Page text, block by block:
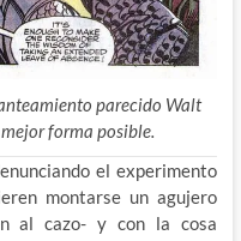
parecido Walt
forma posible.
el experimento
montarse un agujero
al cazo- y con la cosa